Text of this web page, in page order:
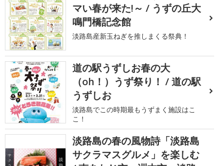
マい春が来た!～ / うずの丘大
鳴門橋記念館
淡路島産新玉ねぎを推しまくる祭典！
道の駅うずしお春の大
（oh！）うず祭り！ / 道の駅
うずしお
淡路島でこの時期最もうずまく施設はこ
こ！
淡路島の春の風物詩「淡路島
サクラマスグルメ」を楽しむ